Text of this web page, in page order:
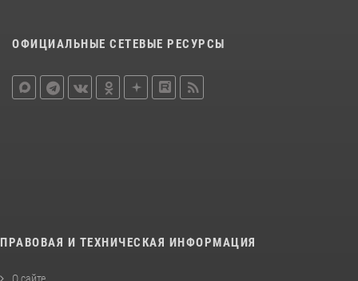
ОФИЦИАЛЬНЫЕ СЕТЕВЫЕ РЕСУРСЫ
ПРАВОВАЯ И ТЕХНИЧЕСКАЯ ИНФОРМАЦИЯ